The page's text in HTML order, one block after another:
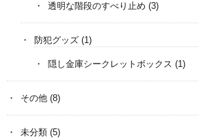
透明な階段のすべり止め (3)
防犯グッズ (1)
隠し金庫シークレットボックス (1)
その他 (8)
未分類 (5)